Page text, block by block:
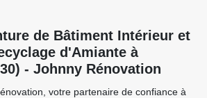
de Bâtiment Intérieur et
d'Amiante à
- Johnny Rénovation
votre partenaire de confiance à